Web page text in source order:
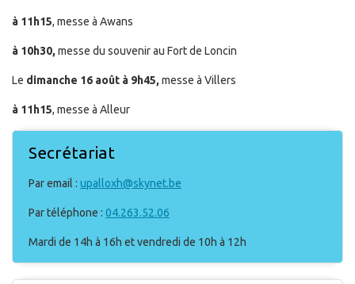
à 11h15, messe à Awans
à 10h30, messe du souvenir au Fort de Loncin
Le dimanche 16 août à 9h45, messe à Villers
à 11h15, messe à Alleur
Secrétariat
Par email : upalloxh@skynet.be
Par téléphone : 04.263.52.06
Mardi de 14h à 16h et vendredi de 10h à 12h